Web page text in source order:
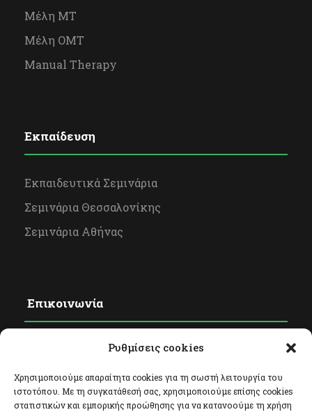
Ρυθμίσεις cookies
Χρησιμοποιούμε απαραίτητα cookies για τη σωστή λειτουργία του
ιστοτόπου. Με τη συγκατάθεσή σας, χρησιμοποιούμε επίσης cookies
στατιστικών και εμπορικής προώθησης για να κατανοούμε τη χρήση
Μέλη ΜΤ
Μέλη OΜΤ
Manual Therapy
Εκπαίδευση
Εκπαιδευτικά Σεμινάρια
Σεμινάρια Θεσσαλονίκης
Σεμινάρια Αθήνας
Επικοινωνία
Φόρμα Επικοινωνίας
Facebook
Twitter